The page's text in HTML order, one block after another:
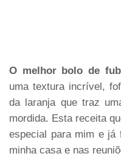
O melhor bolo de
uma textura incrível,
da laranja que traz
mordida. Esta receita
especial para mim e já
minha casa e nas